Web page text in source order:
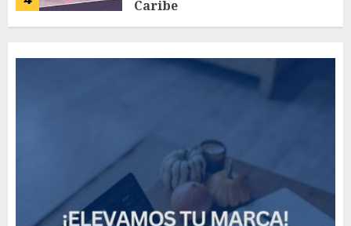
Caribe
AGOSTO 4, 2026 56